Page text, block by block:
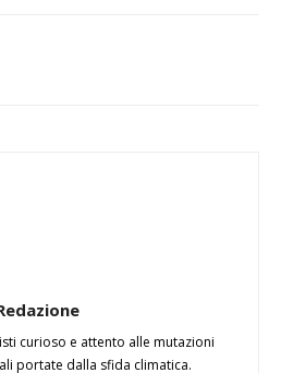
curioso e attento alle mutazioni
portate dalla sfida climatica.